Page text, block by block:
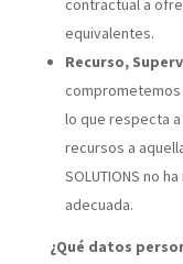
contractual a
equivalentes.
Recurso,
comprometemos
lo que respecta
recursos a
SOLUTIONS no
adecuada.
¿Qué datos